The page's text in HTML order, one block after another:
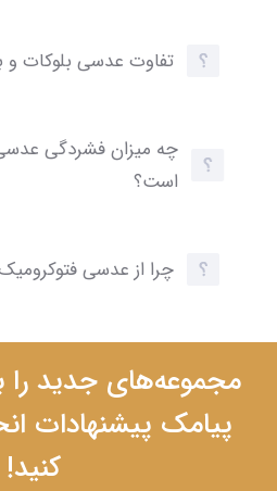
تفاوت عدسی بلوکات و
چه میزان فشردگی
است؟
چرا از عدسی
مجموعه‌های جدید را
پیامک پیشنهادات
کنید!